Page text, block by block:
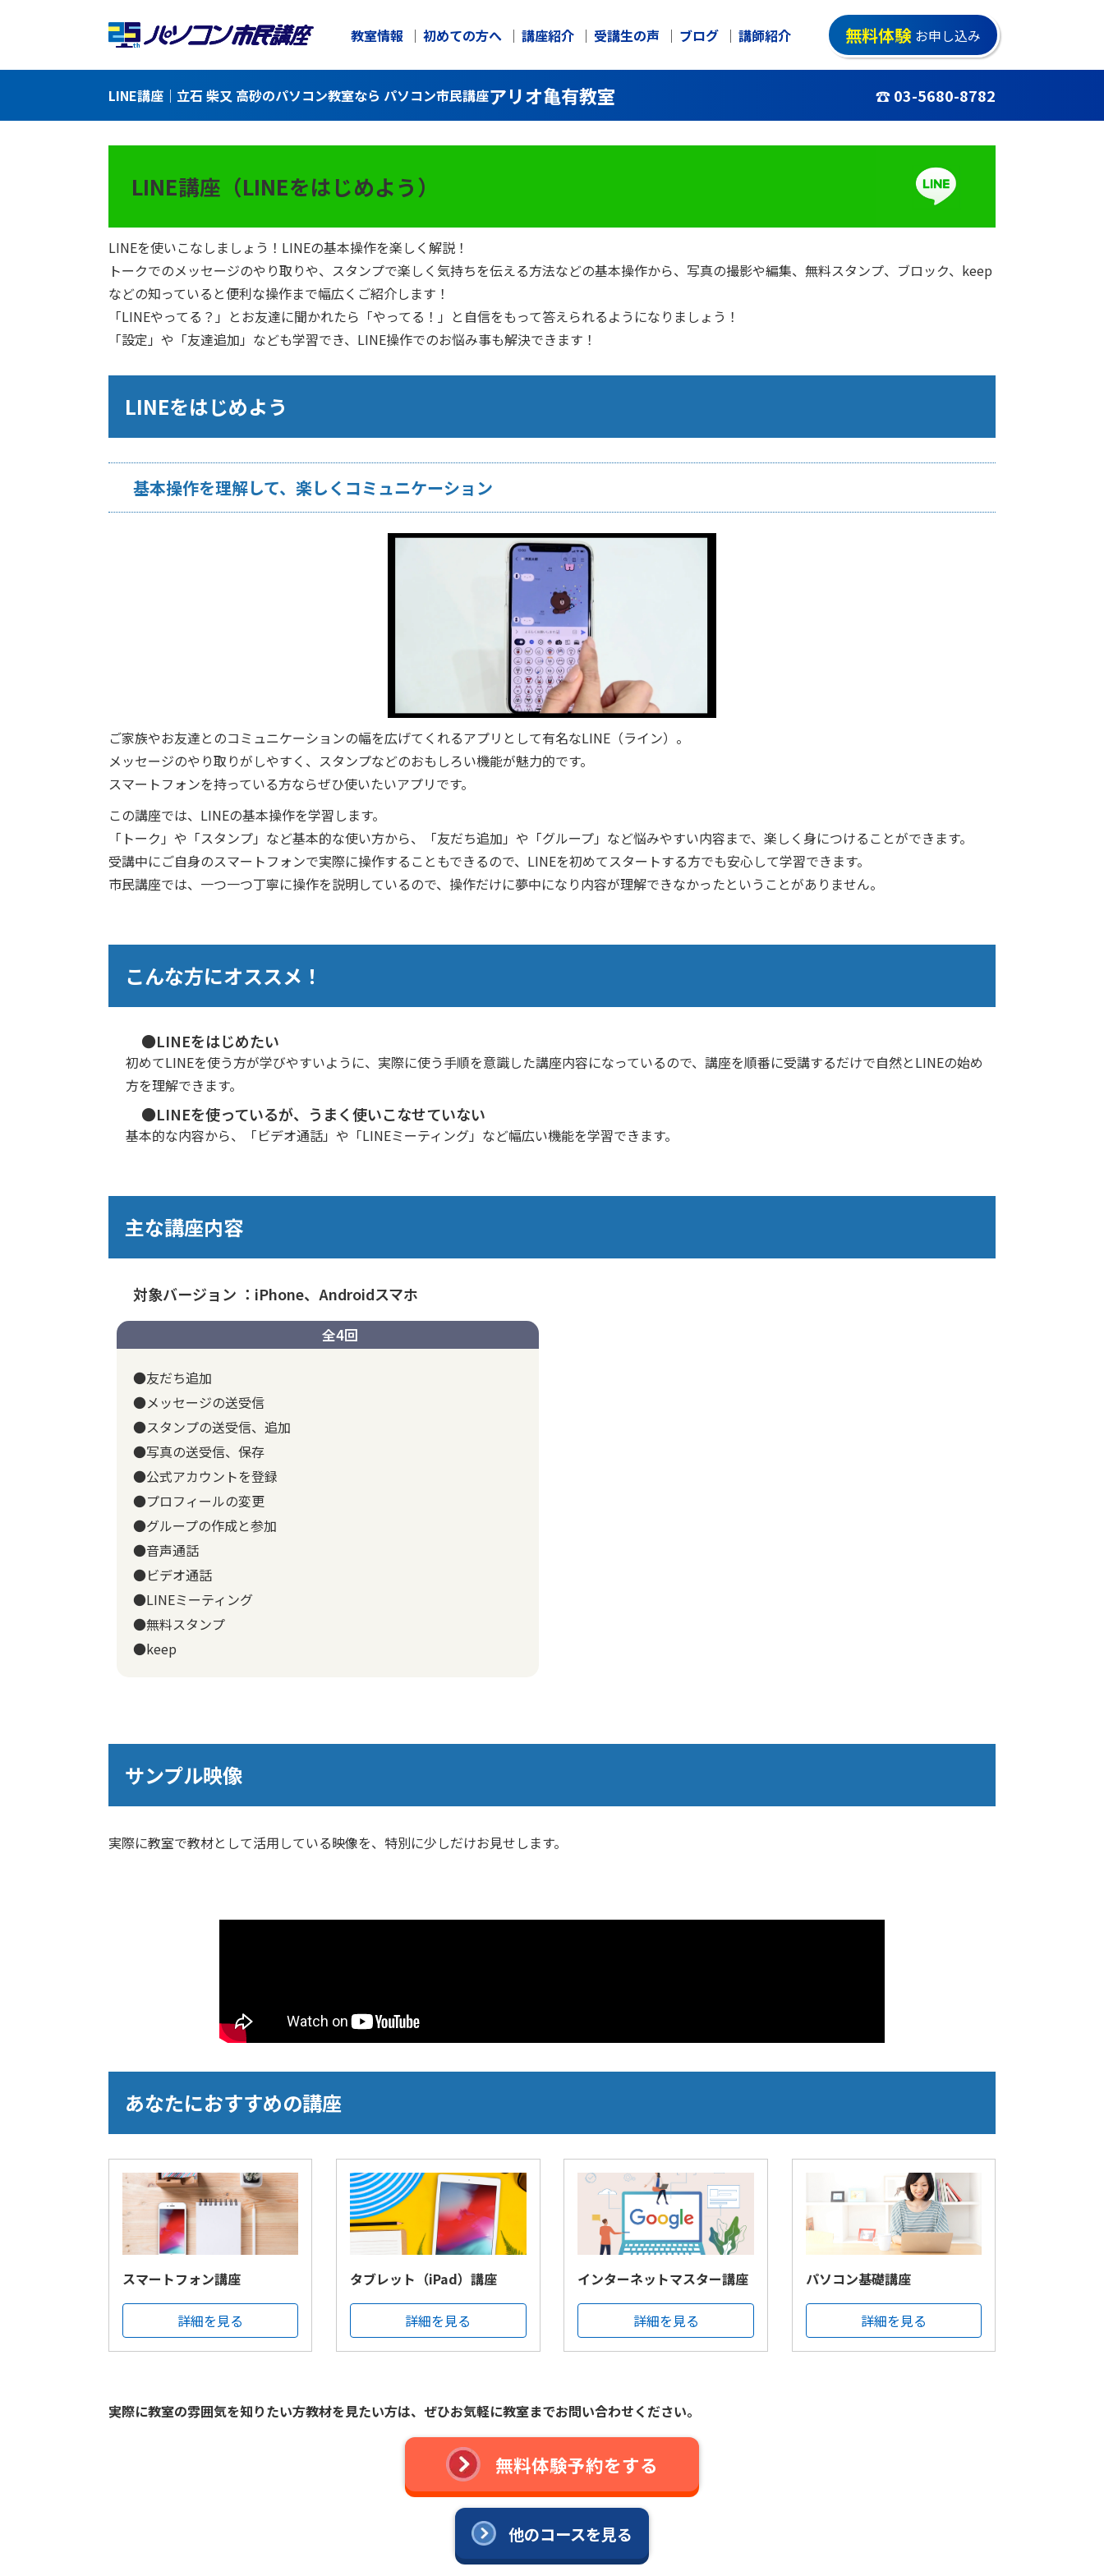
教室情報 初めての方へ 講座紹介 受講生の声 ブログ 講師紹介 無料体験 お申し込み
LINE講座｜立石 柴又 高砂のパソコン教室なら パソコン市民講座アリオ亀有教室 ☎ 03-5680-8782
LINE講座（LINEをはじめよう）
LINEを使いこなしましょう！LINEの基本操作を楽しく解説！
トークでのメッセージのやり取りや、スタンプで楽しく気持ちを伝える方法などの基本操作から、写真の撮影や編集、無料スタンプ、ブロック、keep
などの知っていると便利な操作まで幅広くご紹介します！
「LINEやってる？」とお友達に聞かれたら「やってる！」と自信をもって答えられるようになりましょう！
「設定」や「友達追加」なども学習でき、LINE操作でのお悩み事も解決できます！
LINEをはじめよう
基本操作を理解して、楽しくコミュニケーション
ご家族やお友達とのコミュニケーションの幅を広げてくれるアプリとして有名なLINE（ライン）。
メッセージのやり取りがしやすく、スタンプなどのおもしろい機能が魅力的です。
スマートフォンを持っている方ならぜひ使いたいアプリです。
この講座では、LINEの基本操作を学習します。
「トーク」や「スタンプ」など基本的な使い方から、「友だち追加」や「グループ」など悩みやすい内容まで、楽しく身につけることができます。
受講中にご自身のスマートフォンで実際に操作することもできるので、LINEを初めてスタートする方でも安心して学習できます。
市民講座では、一つ一つ丁寧に操作を説明しているので、操作だけに夢中になり内容が理解できなかったということがありません。
こんな方にオススメ！
●LINEをはじめたい
初めてLINEを使う方が学びやすいように、実際に使う手順を意識した講座内容になっているので、講座を順番に受講するだけで自然とLINEの始め
方を理解できます。
●LINEを使っているが、うまく使いこなせていない
基本的な内容から、「ビデオ通話」や「LINEミーティング」など幅広い機能を学習できます。
主な講座内容
対象バージョン ：iPhone、Androidスマホ
全4回
●友だち追加
●メッセージの送受信
●スタンプの送受信、追加
●写真の送受信、保存
●公式アカウントを登録
●プロフィールの変更
●グループの作成と参加
●音声通話
●ビデオ通話
●LINEミーティング
●無料スタンプ
●keep
サンプル映像
実際に教室で教材として活用している映像を、特別に少しだけお見せします。
あなたにおすすめの講座
スマートフォン講座
詳細を見る
タブレット（iPad）講座
詳細を見る
インターネットマスター講座
詳細を見る
パソコン基礎講座
詳細を見る
実際に教室の雰囲気を知りたい方教材を見たい方は、 ぜひお気軽に教室までお問い合わせください。
無料体験予約をする
他のコースを見る